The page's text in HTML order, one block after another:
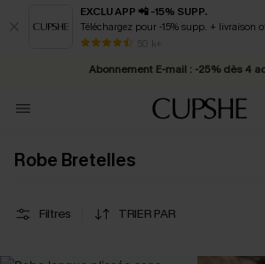
EXCLU APP 📲 -15% SUPP.
Téléchargez pour -15% supp. + livraison
50 k+
* Livraison éclair 2-3 jours
Abonnement E-mail : -25% dès 4
Robe Bretelles
Filtres TRIER PAR